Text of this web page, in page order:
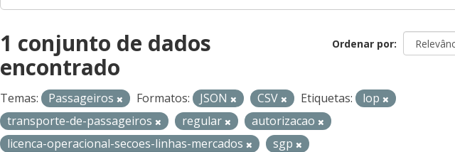
Ordenar por
1 conjunto de dados
encontrado
Temas: Passageiros Formatos: JSON CSV Etiquetas:
lop
transporte-de-passageiros
regular
autorizacao
licenca-operacional-secoes-linhas-mercados
sgp